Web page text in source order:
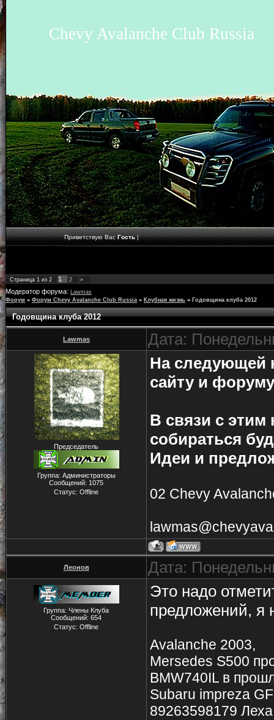
Chevy Avalanche Club Russia
Приветствую Вас Гость|
Страница 1 из 2 1 2 »
Модератор форума: Lawmas
Форум » Форум Chevy Avalanche Club Russia » Клубная жизнь » Годовщина клуба 2012
Годовщина клуба 2012
Lawmas Дата:
Председатель
Группа: Администраторы
Сообщений: 1075
Статус:Offline
На следующей
сайту и
В связи с этим
собираться
Идеи и
02 Chevy
Леонов Дата:
Группа: Члены Клуба
Сообщений:654
Статус:Offline
Это надо
предложений, я
Avalanche 2003,
Mersedes S500
BMW740IL в
Subaru impreza
89263598179 Леха